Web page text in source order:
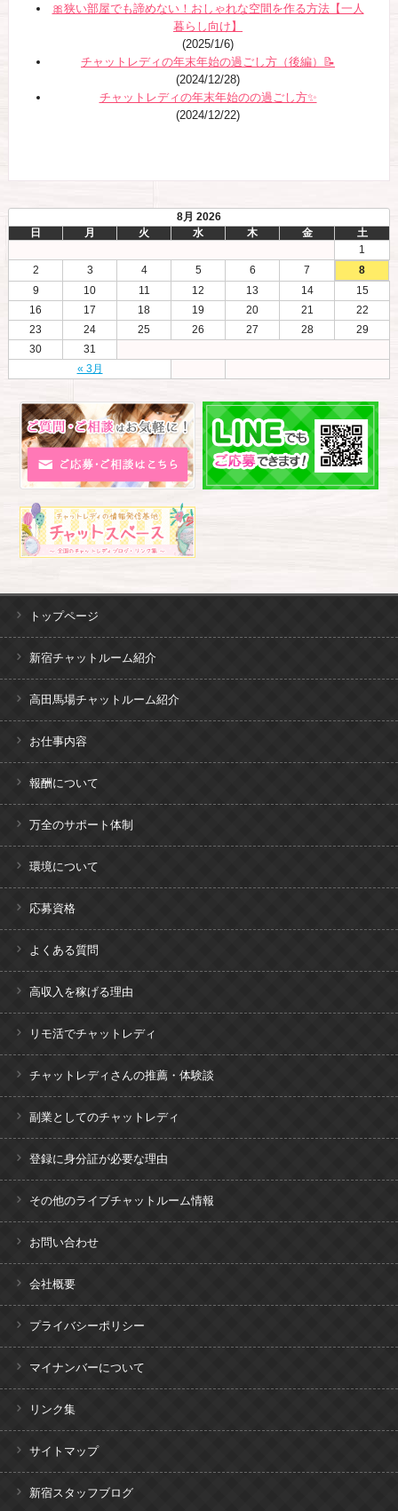
🎀狭い部屋でも諦めない！おしゃれな空間を作る方法【一人
暮らし向け】
(2025/1/6)
チャットレディの年末年始の過ごし方（後編）📝
(2024/12/28)
チャットレディの年末年始のの過ごし方✨
(2024/12/22)
8月 2026
日
月 火 水 木 金 土
« 3月
1
2
3 4 5 6 7
8
9
10 11 12 13 14
15
16
17 18 19 20 21
22
23
24 25 26 27 28
29
30
31
トップページ
新宿チャットルーム紹介
高田馬場チャットルーム紹介
お仕事内容
報酬について
万全のサポート体制
環境について
応募資格
よくある質問
高収入を稼げる理由
リモ活でチャットレディ
チャットレディさんの推薦・体験談
副業としてのチャットレディ
登録に身分証が必要な理由
その他のライブチャットルーム情報
お問い合わせ
会社概要
プライバシーポリシー
マイナンバーについて
リンク集
サイトマップ
新宿スタッフブログ